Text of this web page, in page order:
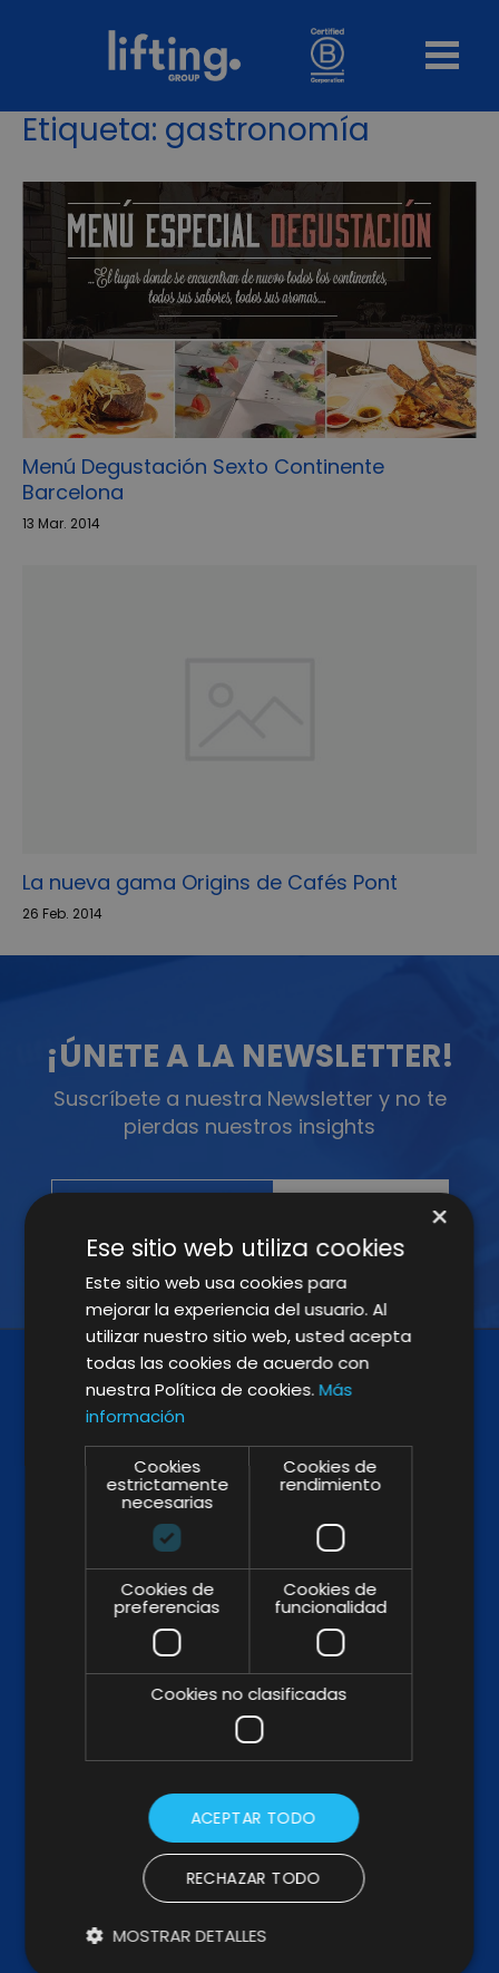
Etiqueta: gastronomía
Menú Degustación Sexto Continente
Barcelona
13 Mar. 2014
La nueva gama Origins de Cafés Pont
26 Feb. 2014
¡ÚNETE A LA NEWSLETTER!
Suscríbete a nuestra Newsletter y no te
pierdas nuestros insights
WHY & HOW
ABOUT US
KIT DIGITAL
×
Ese sitio web utiliza cookies
Este sitio web usa cookies para
mejorar la experiencia del usuario. Al
utilizar nuestro sitio web, usted acepta
todas las cookies de acuerdo con
nuestra Política de cookies.Más
información
Cookies
estrictamente
necesarias
Cookies de
rendimiento
Cookies de
preferencias
Cookies de
funcionalidad
Cookies no clasificadas
ACEPTAR TODO
RECHAZAR TODO
MOSTRAR DETALLES